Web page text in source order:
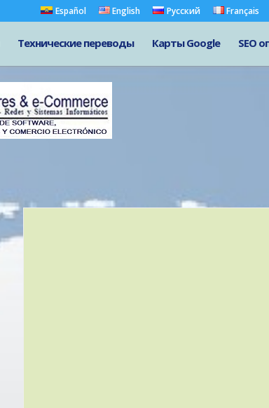
Español English Русский Français
Технические переводы Карты Google SEO